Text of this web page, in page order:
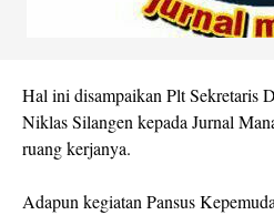
Hal ini disampaikan Plt Sekretaris
Niklas Silangen kepada Jurnal
ruang kerjanya.
Adapun kegiatan Pansus